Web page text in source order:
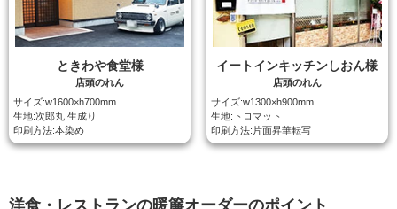
ときわや食堂様
店頭のれん
サイズ:w1600×h700mm
生地:次郎丸 生成り
印刷方法:本染め
イートインキッチンしおん様
店頭のれん
サイズ:w1300×h900mm
生地:トロマット
印刷方法:片面昇華転写